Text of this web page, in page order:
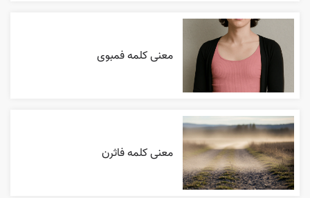
معنی کلمه فمبوی
معنی کلمه فاثرن